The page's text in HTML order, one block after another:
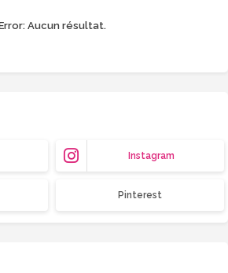
Aucun résultat.
Instagram
Pinterest